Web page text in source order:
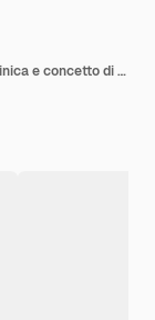
Pandemia di Covid-19, epidemia di virus, clinica e concetto di operatori sanitari. Giovane medico premuroso in dispositivi di protezione individuale, respiratore e guanti, testa inclinata, pensiero serio.